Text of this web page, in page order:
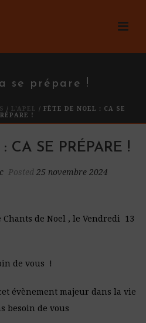
se prépare !
/ L'APEL
/ FÊTE DE NOEL : CA SE
!
CA SE PRÉPARE !
Posted 25 novembre 2024
de Noel , le Vendredi 13
de vous !
évènement majeur dans la vie
besoin de vous